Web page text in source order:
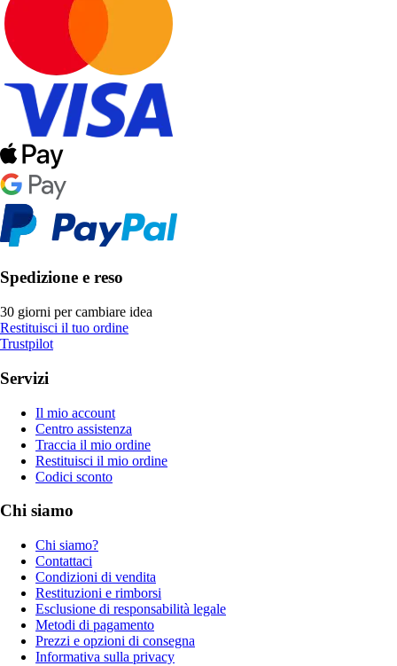
Spedizione e reso
30 giorni per cambiare idea
Restituisci il tuo ordine
Trustpilot
Servizi
Il mio account
Centro assistenza
Traccia il mio ordine
Restituisci il mio ordine
Codici sconto
Chi siamo
Chi siamo?
Contattaci
Condizioni di vendita
Restituzioni e rimborsi
Esclusione di responsabilità legale
Metodi di pagamento
Prezzi e opzioni di consegna
Informativa sulla privacy